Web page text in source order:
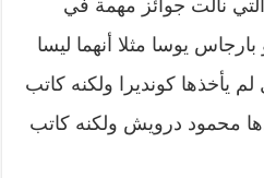
نالت جوائز مهمة في
بارجاس يوسا مثلا أنهما ليسا
يأخذها كونديرا ولكنه كاتب
محمود درويش ولكنه كاتب